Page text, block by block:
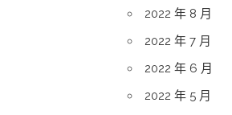
2022 年 8 月
2022 年 7 月
2022 年 6 月
2022 年 5 月